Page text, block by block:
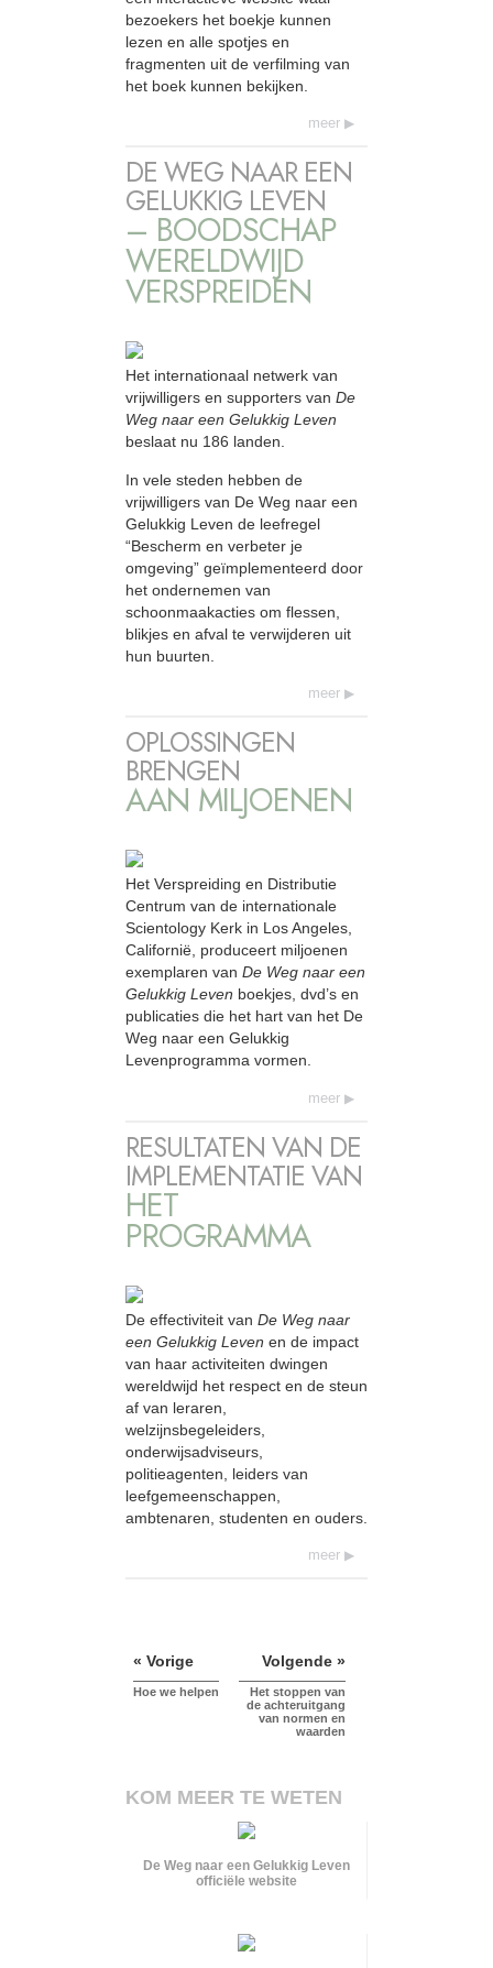
bezoekers het boekje kunnen
lezen en alle spotjes en
fragmenten uit de verfilming van
het boek kunnen bekijken.
meer
DE WEG NAAR EEN
GELUKKIG LEVEN
– BOODSCHAP
WERELDWIJD
VERSPREIDEN
Het internationaal netwerk van
vrijwilligers en supporters van De
Weg naar een Gelukkig Leven
beslaat nu 186 landen.
In vele steden hebben de
vrijwilligers van De Weg naar een
Gelukkig Leven de leefregel
“Bescherm en verbeter je
omgeving” geïmplementeerd door
het ondernemen van
schoonmaakacties om flessen,
blikjes en afval te verwijderen uit
hun buurten.
meer
OPLOSSINGEN
BRENGEN
AAN MILJOENEN
Het Verspreiding en Distributie
Centrum van de internationale
Scientology Kerk in Los Angeles,
Californië, produceert miljoenen
exemplaren van De Weg naar een
Gelukkig Leven boekjes, dvd’s en
publicaties die het hart van het De
Weg naar een Gelukkig
Levenprogramma vormen.
meer
RESULTATEN VAN DE
IMPLEMENTATIE VAN
HET
PROGRAMMA
De effectiviteit van De Weg naar
een Gelukkig Leven en de impact
van haar activiteiten dwingen
wereldwijd het respect en de steun
af van leraren,
welzijnsbegeleiders,
onderwijsadviseurs,
politieagenten, leiders van
leefgemeenschappen,
ambtenaren, studenten en ouders.
meer
« Vorige
Hoe we helpen
Volgende »
Het stoppen van
de achteruitgang
van normen en
waarden
KOM MEER TE WETEN
De Weg naar een Gelukkig Leven
officiële website